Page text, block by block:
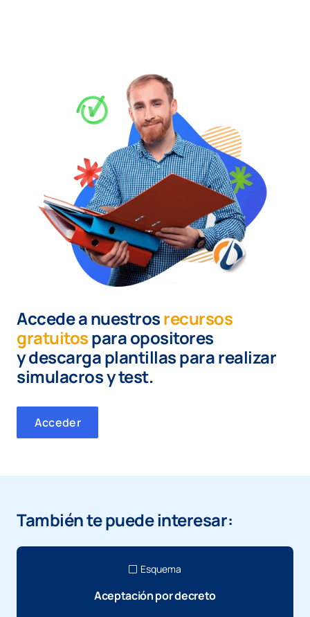
Accede a nuestrosrecursos
gratuitospara opositores
ydescarga plantillas para realizar
simulacros y test.
Acceder
También te puede interesar:
Esquema
Aceptación por decreto